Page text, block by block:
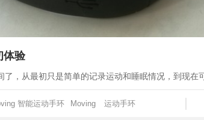
体验
了，从最初只是简单的记录运动和睡眠情况，到现在
智能运动手环 Moving 运动手环